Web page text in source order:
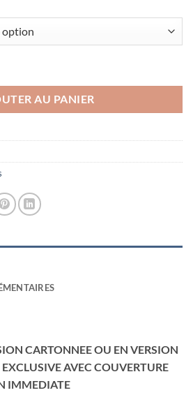
AU PANIER
CARTONNEE OU EN VERSION
AVEC COUVERTURE
IMMEDIATE